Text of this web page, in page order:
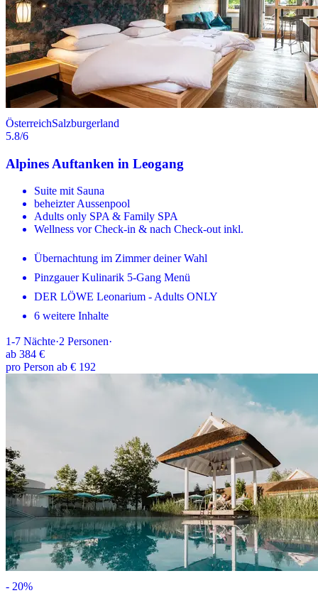
ÖsterreichSalzburgerland
5.8/6
Alpines Auftanken in Leogang
Suite mit Sauna
beheizter Aussenpool
Adults only SPA & Family SPA
Wellness vor Check-in & nach Check-out inkl.
Übernachtung im Zimmer deiner Wahl
Pinzgauer Kulinarik 5-Gang Menü
DER LÖWE Leonarium - Adults ONLY
6 weitere Inhalte
1-7 Nächte·2 Personen·
ab 384 €
pro Person ab € 192
- 20%